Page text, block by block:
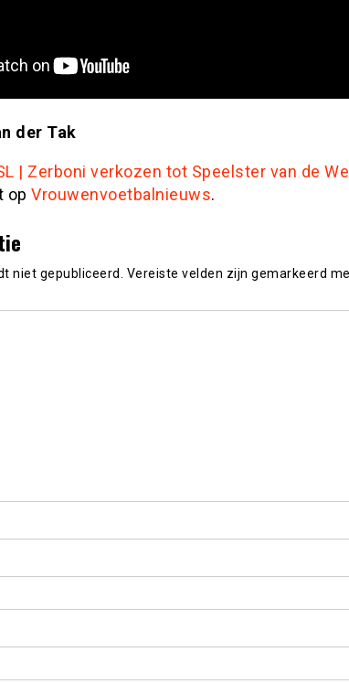
der Tak
| Zerboni verkozen tot Speelster van de
op Vrouwenvoetbalnieuws.
niet gepubliceerd. Vereiste velden zijn gemarkeerd